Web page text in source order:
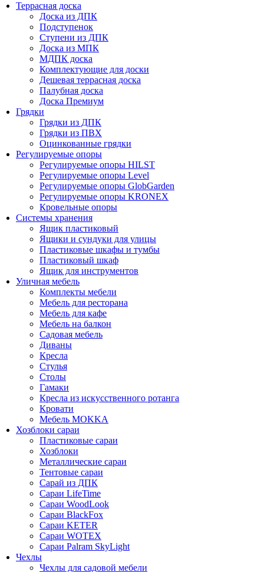
Террасная доска
Доска из ДПК
Подступенок
Ступени из ДПК
Доска из МПК
МДПК доска
Комплектующие для доски
Дешевая террасная доска
Палубная доска
Доска Премиум
Грядки
Грядки из ДПК
Грядки из ПВХ
Оцинкованные грядки
Регулируемые опоры
Регулируемые опоры HILST
Регулируемые опоры Level
Регулируемые опоры GlobGarden
Регулируемые опоры KRONEX
Кровельные опоры
Системы хранения
Ящик пластиковый
Ящики и сундуки для улицы
Пластиковые шкафы и тумбы
Пластиковый шкаф
Ящик для инструментов
Уличная мебель
Комплекты мебели
Мебель для ресторана
Мебель для кафе
Мебель на балкон
Садовая мебель
Диваны
Кресла
Стулья
Столы
Гамаки
Кресла из искусственного ротанга
Кровати
Мебель MOKKA
Хозблоки сараи
Пластиковые сараи
Хозблоки
Металлические сараи
Тентовые сараи
Сарай из ДПК
Cараи LifeTime
Cараи WoodLook
Сараи BlackFox
Сараи KETER
Сараи WOTEX
Сараи Palram SkyLight
Чехлы
Чехлы для садовой мебели